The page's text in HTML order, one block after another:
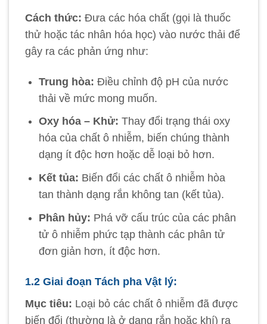
Cách thức: Đưa các hóa chất (gọi là thuốc
thử hoặc tác nhân hóa học) vào nước thải để
gây ra các phản ứng như:
Trung hòa: Điều chỉnh độ pH của nước
thải về mức mong muốn.
Oxy hóa – Khử: Thay đổi trạng thái oxy
hóa của chất ô nhiễm, biến chúng thành
dạng ít độc hơn hoặc dễ loại bỏ hơn.
Kết tủa: Biến đổi các chất ô nhiễm hòa
tan thành dạng rắn không tan (kết tủa).
Phân hủy: Phá vỡ cấu trúc của các phân
tử ô nhiễm phức tạp thành các phân tử
đơn giản hơn, ít độc hơn.
1.2 Giai đoạn Tách pha Vật lý:
Mục tiêu: Loại bỏ các chất ô nhiễm đã được
biến đổi (thường là ở dạng rắn hoặc khí) ra